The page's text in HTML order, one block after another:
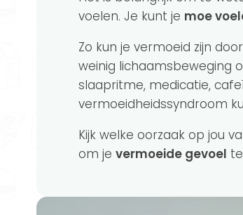
voelen. Je kunt je moe
Zo kun je vermoeid zijn
weinig lichaamsbeweging
slaapritme, medicatie,
vermoeidheidssyndroom
Kijk welke oorzaak op jou
om je vermoeide gevoel